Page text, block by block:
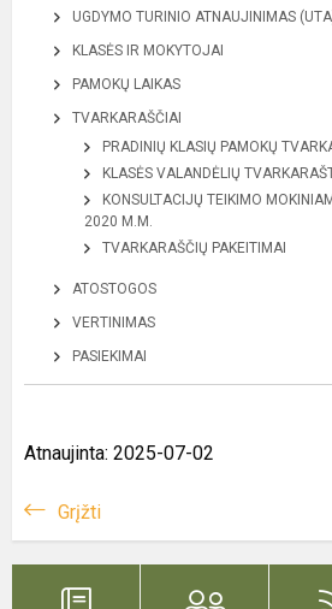
UGDYMO TURINIO ATNAUJINIMAS
KLASĖS IR MOKYTOJAI
PAMOKŲ LAIKAS
TVARKARAŠČIAI
PRADINIŲ KLASIŲ PAMOKŲ
KLASĖS VALANDĖLIŲ
KONSULTACIJŲ TEIKIMO
2020 M.M.
TVARKARAŠČIŲ PAKEITIMAI
ATOSTOGOS
VERTINIMAS
PASIEKIMAI
Atnaujinta: 2025-07-02
Grįžti